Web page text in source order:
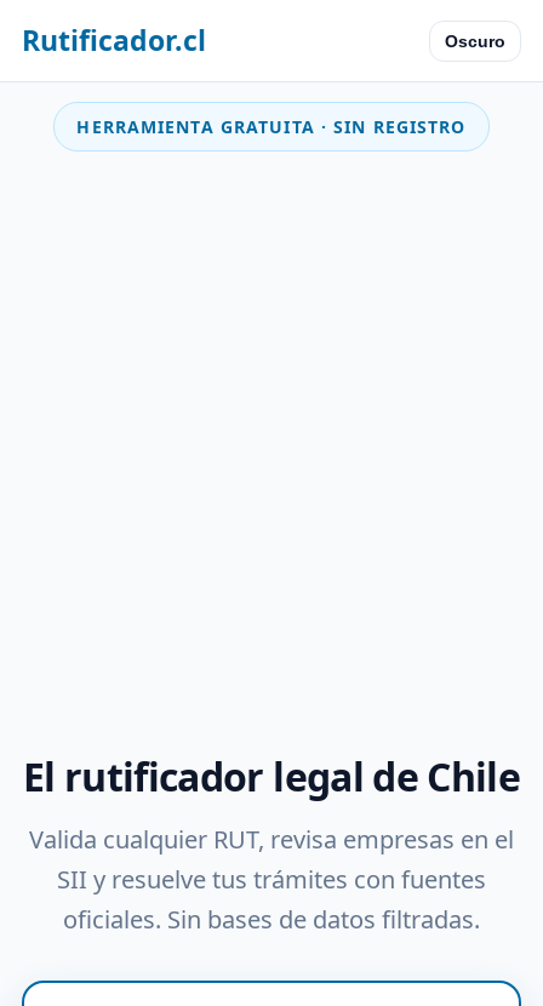
Rutificador.cl Oscuro
HERRAMIENTA GRATUITA · SIN REGISTRO
El rutificador legal de Chile
Valida cualquier RUT, revisa empresas en el
SII y resuelve tus trámites con fuentes
oficiales. Sin bases de datos filtradas.